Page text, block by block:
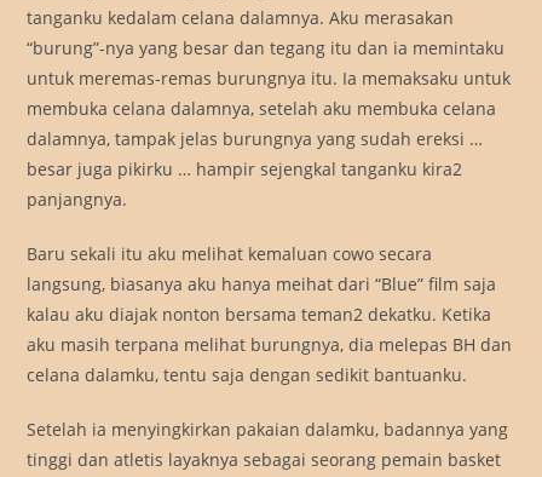
tanganku kedalam celana dalamnya. Aku merasakan
“burung”-nya yang besar dan tegang itu dan ia memintaku
untuk meremas-remas burungnya itu. Ia memaksaku untuk
membuka celana dalamnya, setelah aku membuka celana
dalamnya, tampak jelas burungnya yang sudah ereksi …
besar juga pikirku … hampir sejengkal tanganku kira2
panjangnya.
Baru sekali itu aku melihat kemaluan cowo secara
langsung, biasanya aku hanya meihat dari “Blue” film saja
kalau aku diajak nonton bersama teman2 dekatku. Ketika
aku masih terpana melihat burungnya, dia melepas BH dan
celana dalamku, tentu saja dengan sedikit bantuanku.
Setelah ia menyingkirkan pakaian dalamku, badannya yang
tinggi dan atletis layaknya sebagai seorang pemain basket